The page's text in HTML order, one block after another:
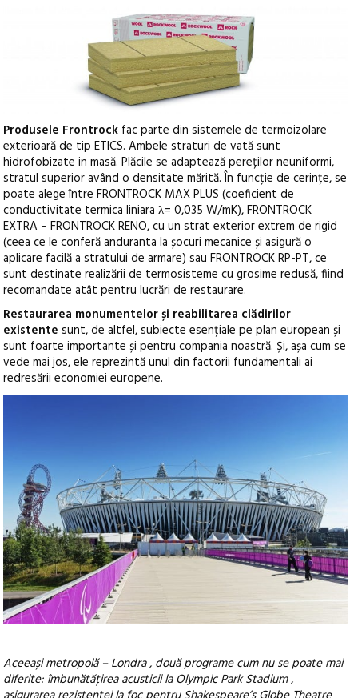
Produsele Frontrock fac parte din sistemele de termoizolare
exterioară de tip ETICS. Ambele straturi de vată sunt
hidrofobizate in masă. Plăcile se adaptează pereților neuniformi,
stratul superior având o densitate mărită. În funcție de cerințe, se
poate alege între FRONTROCK MAX PLUS (coeficient de
conductivitate termica liniara λ= 0,035 W/mK), FRONTROCK
EXTRA – FRONTROCK RENO, cu un strat exterior extrem de rigid
(ceea ce le conferă anduranta la șocuri mecanice și asigură o
aplicare facilă a stratului de armare) sau FRONTROCK RP-PT, ce
sunt destinate realizării de termosisteme cu grosime redusă, fiind
recomandate atât pentru lucrări de restaurare.
Restaurarea monumentelor și reabilitarea clădirilor
existente sunt, de altfel, subiecte esențiale pe plan european și
sunt foarte importante și pentru compania noastră. Și, așa cum se
vede mai jos, ele reprezintă unul din factorii fundamentali ai
redresării economiei europene.
Aceeași metropolă – Londra , două programe cum nu se poate mai
diferite: îmbunătățirea acusticii la Olympic Park Stadium ,